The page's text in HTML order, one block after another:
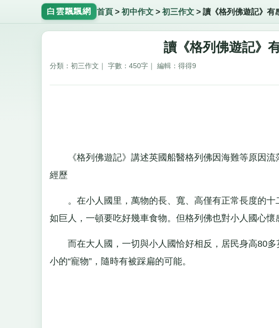
白雲飄飄網 首頁> 初中作文> 初三作文> 讀《格列佛遊記》有
讀《格列佛遊記》
分類：初三作文｜ 字數：450字｜ 編輯：得得9
《格列佛遊記》講述英國船醫格列佛因海難等原因流
經歷
。在小人國里，萬物的長、寬、高僅有正常長度的十
如巨人，一頓要吃好幾車食物。但格列佛也對小人國心懷
而在大人國，一切與小人國恰好相反，居民身高80多
小的“寵物”，隨時有被踩扁的可能。